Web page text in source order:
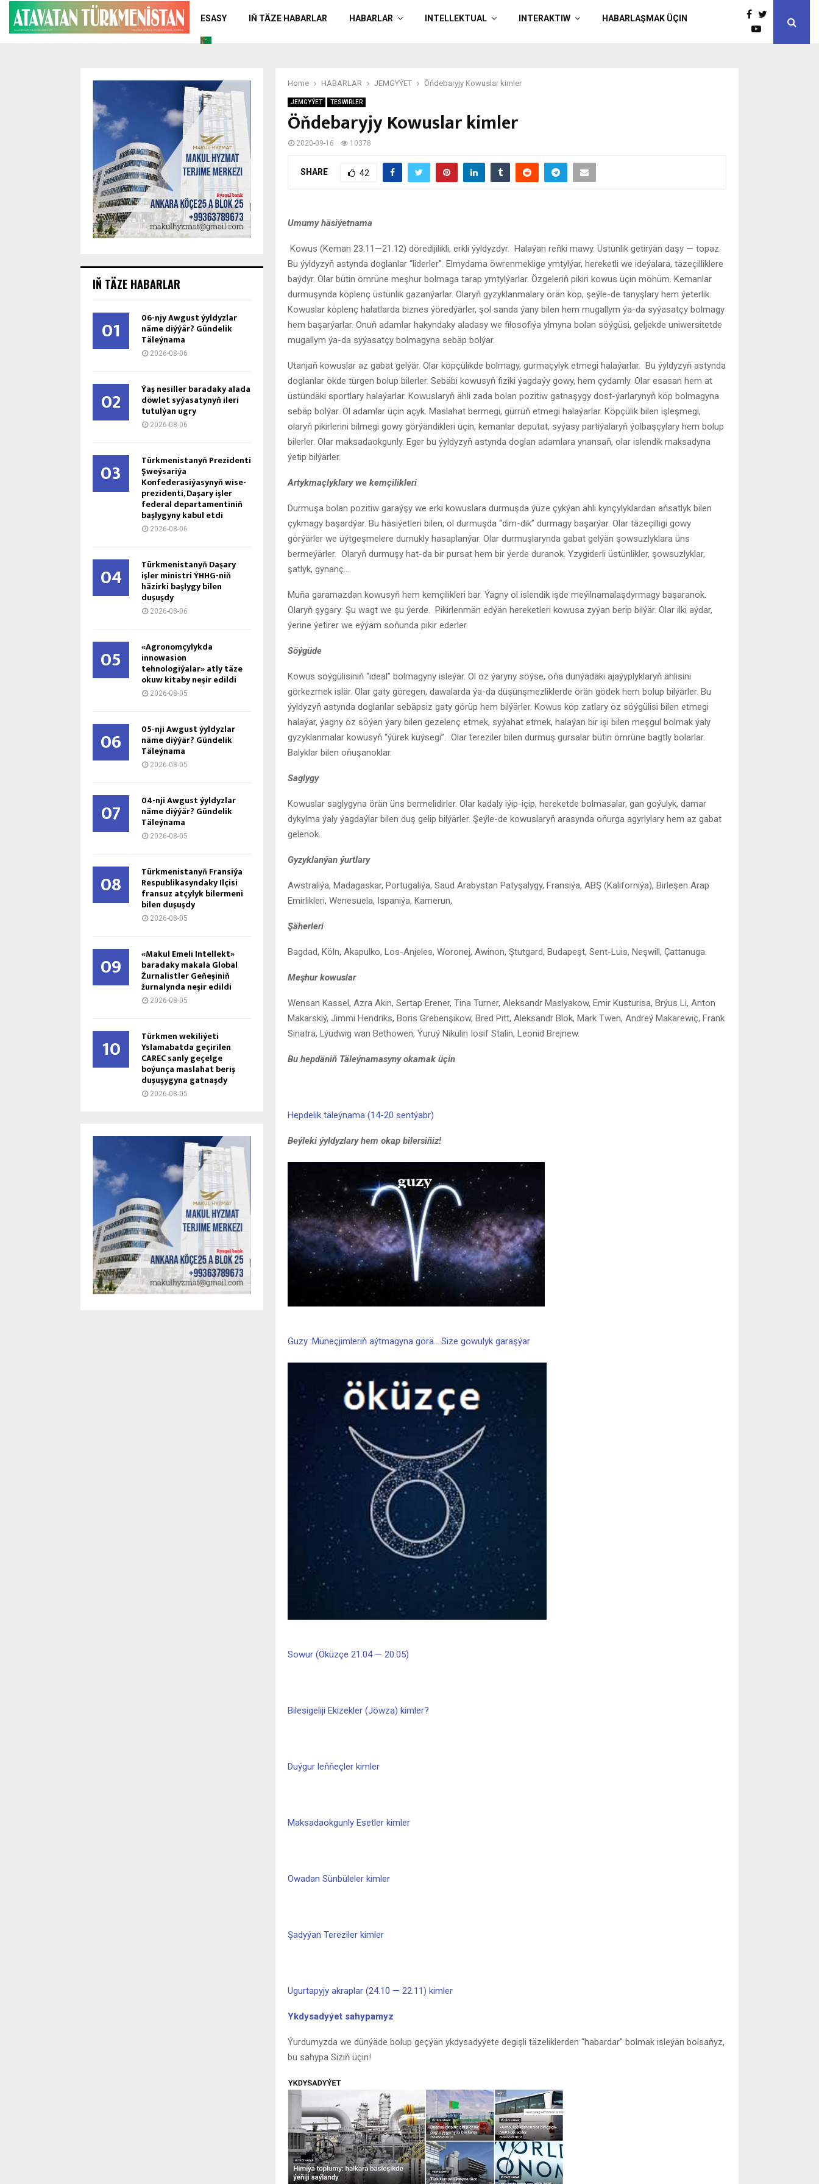
ESASY IŇ TÄZE HABARLAR HABARLAR INTELLEKTUAL INTERAKTIW HABARLAŞMAK ÜÇIN
Home HABARLAR JEMGYÝET Öňdebaryjy Kowuslar kimler
JEMGYÝET TESWIRLER
Öňdebaryjy Kowuslar kimler
2020-09-16 10378
SHARE 42
Umumy häsiýetnama
Kowus (Keman 23.11—21.12) döredijilikli, erkli ýyldyzdyr. Halaýan reňki mawy. Üstünlik getirýän daşy — topaz.
Bu ýyldyzyň astynda doglanlar “liderler”. Elmydama öwrenmeklige ymtylýar, hereketli we ideýalara, täzeçilliklere
baýdyr. Olar bütin ömrüne meşhur bolmaga tarap ymtylýarlar. Özgeleriň pikiri kowus üçin möhüm. Kemanlar
durmuşynda köplenç üstünlik gazanýarlar. Olaryň gyzyklanmalary örän köp, şeýle-de tanyşlary hem ýeterlik.
Kowuslar köplenç halatlarda biznes ýöredýärler, şol sanda ýany bilen hem mugallym ýa-da syýasatçy bolmagy
hem başarýarlar. Onuň adamlar hakyndaky aladasy we filosofiýa ylmyna bolan söýgüsi, geljekde uniwersitetde
mugallym ýa-da syýasatçy bolmagyna sebäp bolýar.
Utanjaň kowuslar az gabat gelýär. Olar köpçülikde bolmagy, gurmaçylyk etmegi halaýarlar. Bu ýyldyzyň astynda
doglanlar ökde türgen bolup bilerler. Sebäbi kowusyň fiziki ýagdaýy gowy, hem çydamly. Olar esasan hem at
üstündäki sportlary halaýarlar. Kowuslaryň ähli zada bolan pozitiw gatnaşygy dost-ýarlarynyň köp bolmagyna
sebäp bolýar. Ol adamlar üçin açyk. Maslahat bermegi, gürrüň etmegi halaýarlar. Köpçülik bilen işleşmegi,
olaryň pikirlerini bilmegi gowy görýändikleri üçin, kemanlar deputat, syýasy partiýalaryň ýolbaşçylary hem bolup
bilerler. Olar maksadaokgunly. Eger bu ýyldyzyň astynda doglan adamlara ynansaň, olar islendik maksadyna
ýetip bilýärler.
Artykmaçlyklary we kemçilikleri
Durmuşa bolan pozitiw garaýşy we erki kowuslara durmuşda ýüze çykýan ähli kynçylyklardan aňsatlyk bilen
çykmagy başardýar. Bu häsiýetleri bilen, ol durmuşda “dim-dik” durmagy başarýar. Olar täzeçilligi gowy
görýärler we üýtgeşmelere durnukly hasaplanýar. Olar durmuşlarynda gabat gelýän şowsuzlyklara üns
bermeýärler. Olaryň durmuşy hat-da bir pursat hem bir ýerde duranok. Yzygiderli üstünlikler, şowsuzlyklar,
şatlyk, gynanç….
Muňa garamazdan kowusyň hem kemçilikleri bar. Ýagny ol islendik işde meýilnamalaşdyrmagy başaranok.
Olaryň şygary: Şu wagt we şu ýerde. Pikirlenmän edýän hereketleri kowusa zyýan berip bilýär. Olar ilki aýdar,
ýerine ýetirer we eýýäm soňunda pikir ederler.
Söýgüde
Kowus söýgülisiniň “ideal” bolmagyny isleýär. Ol öz ýaryny söýse, oňa dünýädäki ajaýyplyklaryň ählisini
görkezmek islär. Olar gaty göregen, dawalarda ýa-da düşünşmezliklerde örän gödek hem bolup bilýärler. Bu
ýyldyzyň astynda doglanlar sebäpsiz gaty görüp hem bilýärler. Kowus köp zatlary öz söýgülisi bilen etmegi
halaýar, ýagny öz söýen ýary bilen gezelenç etmek, syýahat etmek, halaýan bir işi bilen meşgul bolmak ýaly
gyzyklanmalar kowusyň “ýürek küýsegi”. Olar tereziler bilen durmuş gursalar bütin ömrüne bagtly bolarlar.
Balyklar bilen oňuşanoklar.
Saglygy
Kowuslar saglygyna örän üns bermelidirler. Olar kadaly iýip-içip, hereketde bolmasalar, gan goýulyk, damar
dykylma ýaly ýagdaýlar bilen duş gelip bilýärler. Şeýle-de kowuslaryň arasynda oňurga agyrlylary hem az gabat
gelenok.
Gyzyklanýan ýurtlary
Awstraliýa, Madagaskar, Portugaliýa, Saud Arabystan Patyşalygy, Fransiýa, ABŞ (Kaliforniýa), Birleşen Arap
Emirlikleri, Wenesuela, Ispaniýa, Kamerun,
Şäherleri
Bagdad, Köln, Akapulko, Los-Anjeles, Woronej, Awinon, Ştutgard, Budapeşt, Sent-Luis, Neşwill, Çattanuga.
Meşhur kowuslar
Wensan Kassel, Azra Akin, Sertap Erener, Tina Turner, Aleksandr Maslyakow, Emir Kusturisa, Brýus Li, Anton
Makarskiý, Jimmi Hendriks, Boris Grebenşikow, Bred Pitt, Aleksandr Blok, Mark Twen, Andreý Makarewiç, Frank
Sinatra, Lýudwig wan Bethowen, Ýuruý Nikulin Iosif Stalin, Leonid Brejnew.
Bu hepdäniň Täleýnamasyny okamak üçin
Hepdelik täleýnama (14-20 sentýabr)
Beýleki ýyldyzlary hem okap bilersiňiz!
Guzy :Müneçjimleriň aýtmagyna görä….Size gowulyk garaşýar
Sowur (Öküzçe 21.04 — 20.05)
Bilesigeliji Ekizekler (Jöwza) kimler?
Duýgur leňňeçler kimler
Maksadaokgunly Esetler kimler
Owadan Sünbüleler kimler
Şadyýan Tereziler kimler
Ugurtapyjy akraplar (24.10 — 22.11) kimler
Ykdysadyýet sahypamyz
Ýurdumyzda we dünýäde bolup geçýän ykdysadyýete degişli täzeliklerden “habardar” bolmak isleýän bolsaňyz,
bu sahypa Siziň üçin!
IŇ TÄZE HABARLAR
01 06-njy Awgust ýyldyzlar
näme diýýär? Gündelik
Täleýnama
2026-08-06
02 Ýaş ne­sil­ler ba­ra­da­ky ala­da
döw­let sy­ýa­sa­ty­nyň ile­ri
tu­tul­ýan ug­ry
2026-08-06
03 Türkmenistanyň Prezidenti
Şweýsariýa
Konfederasiýasynyň wise-
prezidenti, Daşary işler
federal departamentiniň
başlygyny kabul etdi
2026-08-06
04 Türkmenistanyň Daşary
işler ministri ÝHHG-niň
häzirki başlygy bilen
duşuşdy
2026-08-06
05 «Agronomçylykda
innowasion
tehnologiýalar» atly täze
okuw kitaby neşir edildi
2026-08-05
06 05-nji Awgust ýyldyzlar
näme diýýär? Gündelik
Täleýnama
2026-08-05
07 04-nji Awgust ýyldyzlar
näme diýýär? Gündelik
Täleýnama
2026-08-05
08 Türkmenistanyň Fransiýa
Respublikasyndaky Ilçisi
fransuz atçylyk bilermeni
bilen duşuşdy
2026-08-05
09 «Makul Emeli Intellekt»
baradaky makala Global
Žurnalistler Geňeşiniň
žurnalynda neşir edildi
2026-08-05
10 Türkmen wekiliýeti
Yslamabatda geçirilen
CAREC sanly geçelge
boýunça maslahat beriş
duşuşygyna gatnaşdy
2026-08-05